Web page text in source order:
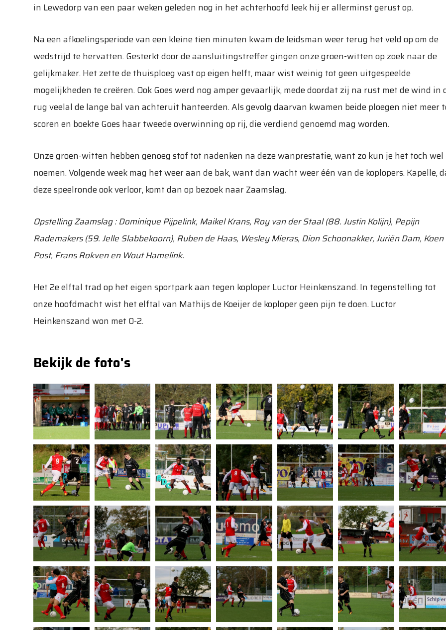
in Lewedorp van een paar weken geleden nog in het achterhoofd leek hij er allerminst gerust op.
Na een afkoelingsperiode van een kleine tien minuten kwam de leidsman weer terug het veld op om de
wedstrijd te hervatten. Gesterkt door de aansluitingstreffer gingen onze groen-witten op zoek naar de
gelijkmaker. Het zette de thuisploeg vast op eigen helft, maar wist weinig tot geen uitgespeelde
mogelijkheden te creëren. Ook Goes werd nog amper gevaarlijk, mede doordat zij na rust met de wind in
rug veelal de lange bal van achteruit hanteerden. Als gevolg daarvan kwamen beide ploegen niet meer
scoren en boekte Goes haar tweede overwinning op rij, die verdiend genoemd mag worden.
Onze groen-witten hebben genoeg stof tot nadenken na deze wanprestatie, want zo kun je het toch wel
noemen. Volgende week mag het weer aan de bak, want dan wacht weer één van de koplopers. Kapelle,
deze speelronde ook verloor, komt dan op bezoek naar Zaamslag.
Opstelling Zaamslag : Dominique Pijpelink, Maikel Krans, Roy van der Staal (88. Justin Kolijn), Pepijn
Rademakers (59. Jelle Slabbekoorn), Ruben de Haas, Wesley Mieras, Dion Schoonakker, Juriën Dam, Koen
Post, Frans Rokven en Wout Hamelink.
Het 2e elftal trad op het eigen sportpark aan tegen koploper Luctor Heinkenszand. In tegenstelling tot
onze hoofdmacht wist het elftal van Mathijs de Koeijer de koploper geen pijn te doen. Luctor
Heinkenszand won met 0-2.
Bekijk de foto's